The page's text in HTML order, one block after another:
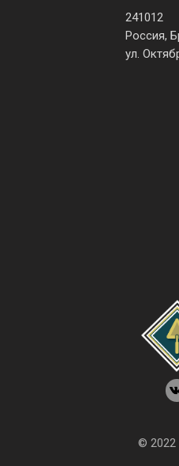
© 2022
241012
Россия,
ул.